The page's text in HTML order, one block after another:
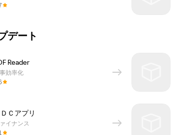
デート
Reader
効率化
Ｃアプリ
イナンス